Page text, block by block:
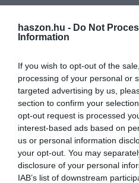
haszon.hu - Do Not
Information
If you wish to opt-out of the
processing of your personal or
targeted advertising by us,
section to confirm your
opt-out request is processed
interest-based ads based on
us or personal information
your opt-out. You may
disclosure of your personal
IAB’s list of downstream